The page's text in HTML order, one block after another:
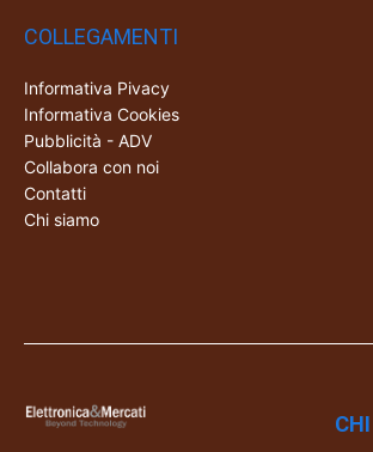
COLLEGAMENTI
Informativa Pivacy
Informativa Cookies
Pubblicità - ADV
Collabora con noi
Contatti
Chi siamo